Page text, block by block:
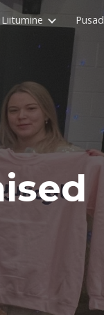
Liitumine Pusad